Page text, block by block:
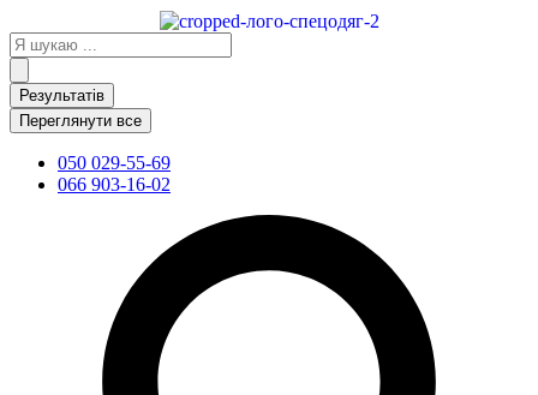
до
вмісту
Search
...
Результатів
Переглянути все
050 029-55-69
066 903-16-02